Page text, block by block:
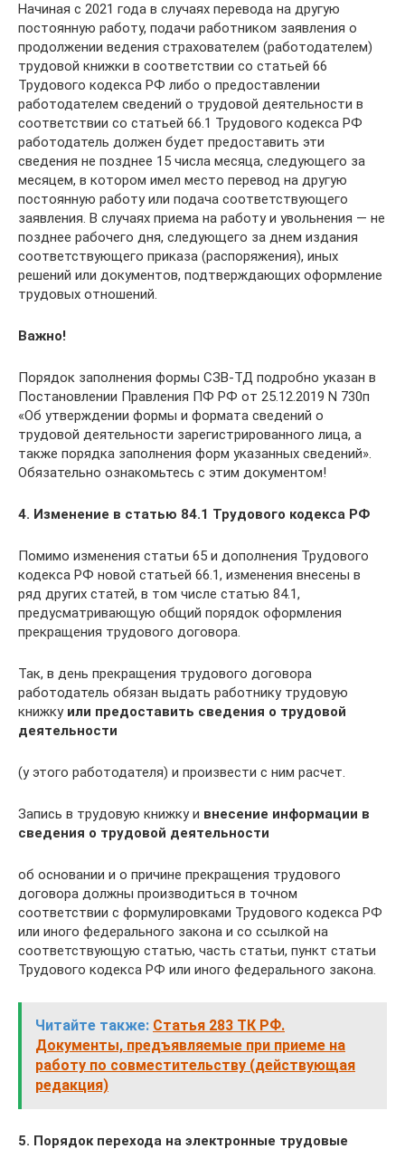
Начиная с 2021 года в случаях перевода на другую
постоянную работу, подачи работником заявления о
продолжении ведения страхователем (работодателем)
трудовой книжки в соответствии со статьей 66
Трудового кодекса РФ либо о предоставлении
работодателем сведений о трудовой деятельности в
соответствии со статьей 66.1 Трудового кодекса РФ
работодатель должен будет предоставить эти
сведения не позднее 15 числа месяца, следующего за
месяцем, в котором имел место перевод на другую
постоянную работу или подача соответствующего
заявления. В случаях приема на работу и увольнения — не
позднее рабочего дня, следующего за днем издания
соответствующего приказа (распоряжения), иных
решений или документов, подтверждающих оформление
трудовых отношений.
Важно!
Порядок заполнения формы СЗВ-ТД подробно указан в
Постановлении Правления ПФ РФ от 25.12.2019 N 730п
«Об утверждении формы и формата сведений о
трудовой деятельности зарегистрированного лица, а
также порядка заполнения форм указанных сведений».
Обязательно ознакомьтесь с этим документом!
4. Изменение в статью 84.1 Трудового кодекса РФ
Помимо изменения статьи 65 и дополнения Трудового
кодекса РФ новой статьей 66.1, изменения внесены в
ряд других статей, в том числе статью 84.1,
предусматривающую общий порядок оформления
прекращения трудового договора.
Так, в день прекращения трудового договора
работодатель обязан выдать работнику трудовую
книжку или предоставить сведения о трудовой
деятельности
(у этого работодателя) и произвести с ним расчет.
Запись в трудовую книжку и внесение информации в
сведения о трудовой деятельности
об основании и о причине прекращения трудового
договора должны производиться в точном
соответствии с формулировками Трудового кодекса РФ
или иного федерального закона и со ссылкой на
соответствующую статью, часть статьи, пункт статьи
Трудового кодекса РФ или иного федерального закона.
Читайте также: Статья 283 ТК РФ.
Документы, предъявляемые при приеме на
работу по совместительству (действующая
редакция)
5. Порядок перехода на электронные трудовые